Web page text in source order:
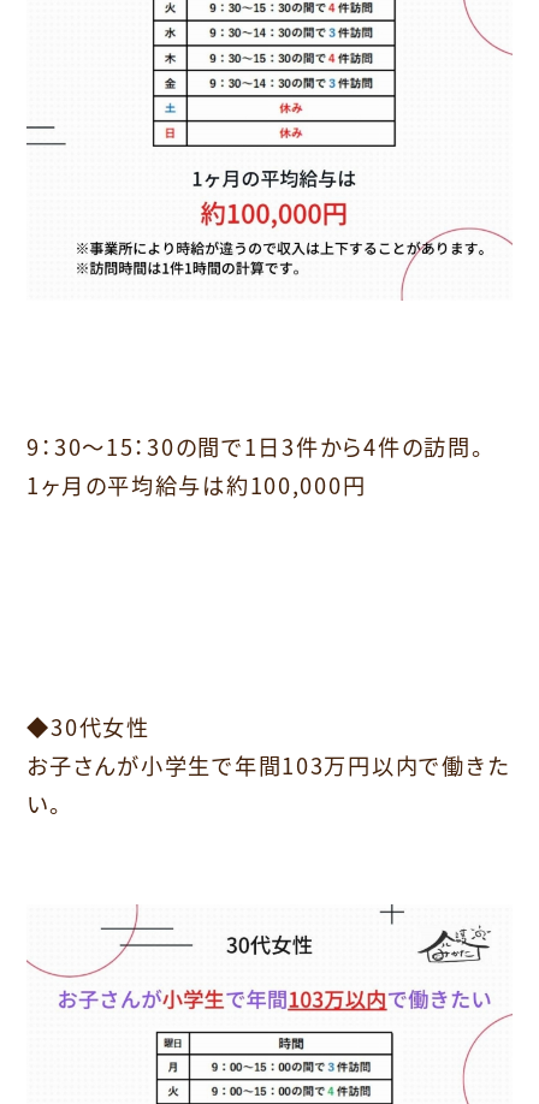
9：30～15：30の間で1日3件から4件の訪問。
1ヶ月の平均給与は約100,000円
◆30代女性
お子さんが小学生で年間103万円以内で働きた
い。